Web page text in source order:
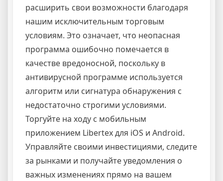
расширить свои возможности благодаря
нашим исключительным торговым
условиям. Это означает, что неопасная
программа ошибочно помечается в
качестве вредоносной, поскольку в
антивирусной программе используется
алгоритм или сигнатура обнаружения с
недостаточно строгими условиями.
Торгуйте на ходу с мобильным
приложением Libertex для iOS и Android.
Управляйте своими инвестициями, следите
за рынками и получайте уведомления о
важных изменениях прямо на вашем